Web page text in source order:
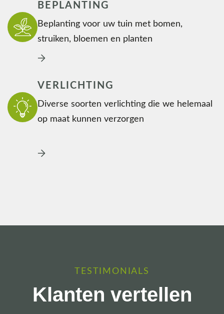
BEPLANTING
Beplanting voor uw tuin met bomen,
struiken, bloemen en planten
VERLICHTING
Diverse soorten verlichting die we helemaal
op maat kunnen verzorgen
TESTIMONIALS
Klanten vertellen